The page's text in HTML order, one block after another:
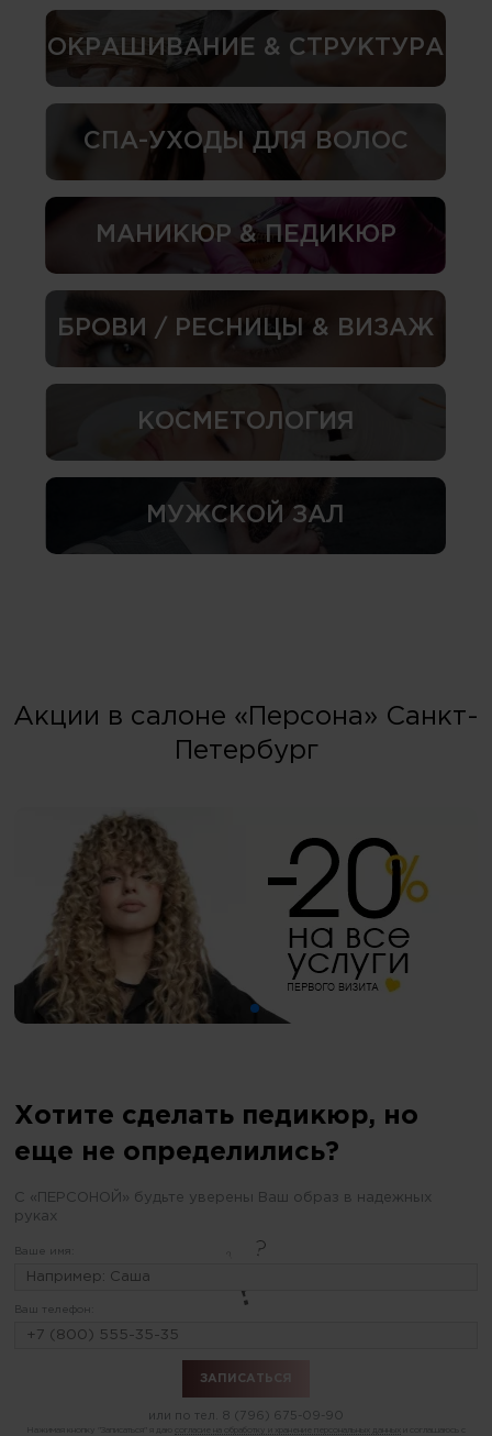
ОКРАШИВАНИЕ & СТРУКТУРА
СПА-УХОДЫ ДЛЯ ВОЛОС
МАНИКЮР & ПЕДИКЮР
БРОВИ / РЕСНИЦЫ & ВИЗАЖ
КОСМЕТОЛОГИЯ
МУЖСКОЙ ЗАЛ
Акции в салоне «Персона» Санкт-
Петербург
Хотите сделать педикюр, но
еще не определились?
С «ПЕРСОНОЙ» будьте уверены Ваш образ в надежных
руках
Ваше имя:
Ваш телефон:
или по тел. 8 (796) 675-09-90
Нажимая кнопку "Записаться" я даю согласие на обработку и хранение персональных данных